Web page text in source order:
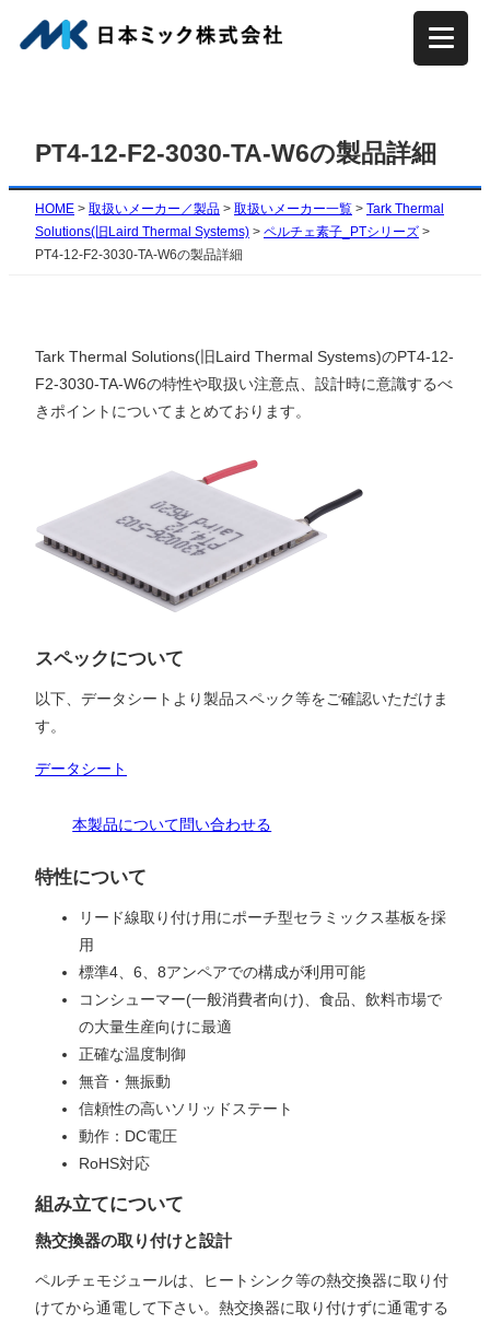
容
プ
PT4-12-F2-3030-TA-W6の製品詳細
HOME > 取扱いメーカー／製品 > 取扱いメーカー一覧 > Tark Thermal
Solutions(旧Laird Thermal Systems) > ペルチェ素子_PTシリーズ >
PT4-12-F2-3030-TA-W6の製品詳細
Tark Thermal Solutions(旧Laird Thermal Systems)のPT4-12-
F2-3030-TA-W6の特性や取扱い注意点、設計時に意識するべ
きポイントについてまとめております。
スペックについて
以下、データシートより製品スペック等をご確認いただけま
す。
データシート
本製品について問い合わせる
特性について
リード線取り付け用にポーチ型セラミックス基板を採
用
標準4、6、8アンペアでの構成が利用可能
コンシューマー(一般消費者向け)、食品、飲料市場で
の大量生産向けに最適
正確な温度制御
無音・無振動
信頼性の高いソリッドステート
動作：DC電圧
RoHS対応
組み立てについて
熱交換器の取り付けと設計
ペルチェモジュールは、ヒートシンク等の熱交換器に取り付
けてから通電して下さい。熱交換器に取り付けずに通電する